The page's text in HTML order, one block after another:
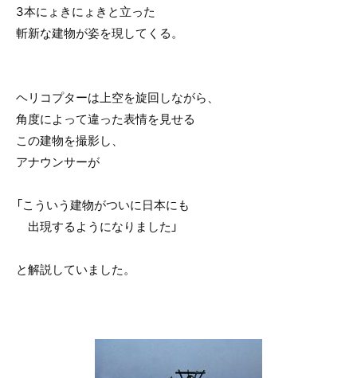
3本にょきにょきと立った
斬新な建物が姿を現してくる。
ヘリコプターは上空を旋回しながら、
角度によって違った表情を見せる
この建物を撮影し、
アナウンサーが
「こういう建物がついに日本にも
出現するようになりました」
と解説していました。